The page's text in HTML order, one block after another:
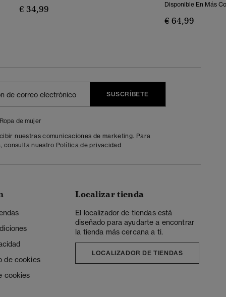
€ 34,99 Disponible En Más
€ 64,99
SUSCRÍBETE
de mujer
nuestras comunicaciones de marketing. Para
consulta nuestro Política de privacidad
de cookies
cookies
Localizar tienda
El localizador de tiendas está
diseñado para ayudarte a encontrar
la tienda más cercana a ti.
LOCALIZADOR DE TIENDAS